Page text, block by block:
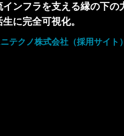
インフラを支える縁の下の
に完全可視化。
テクノ株式会社（採用サイト